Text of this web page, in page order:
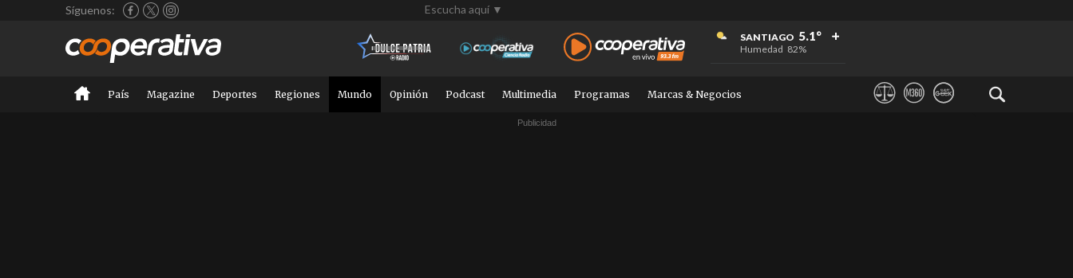
Síguenos: Escucha aquí ▼
SANTIAGO 5.1°
Humedad 82%
+
+
+
País Magazine Deportes Regiones Mundo Opinión Podcast Multimedia Programas Marcas & Negocios